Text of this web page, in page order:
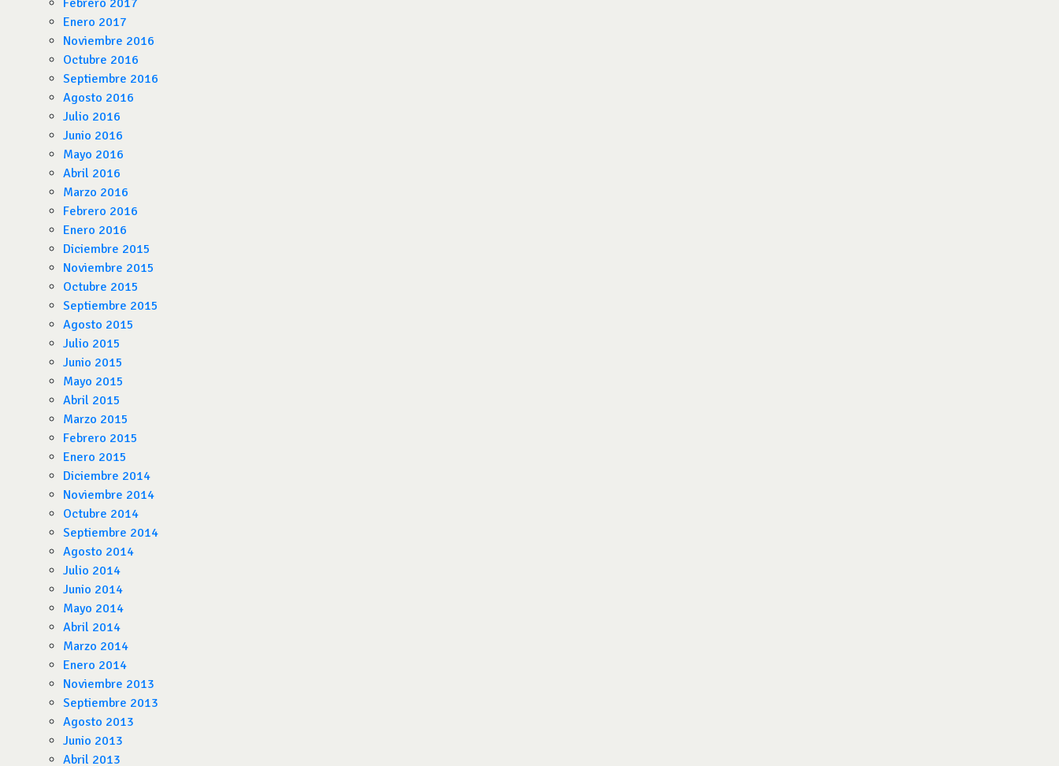
Febrero 2017
Enero 2017
Noviembre 2016
Octubre 2016
Septiembre 2016
Agosto 2016
Julio 2016
Junio 2016
Mayo 2016
Abril 2016
Marzo 2016
Febrero 2016
Enero 2016
Diciembre 2015
Noviembre 2015
Octubre 2015
Septiembre 2015
Agosto 2015
Julio 2015
Junio 2015
Mayo 2015
Abril 2015
Marzo 2015
Febrero 2015
Enero 2015
Diciembre 2014
Noviembre 2014
Octubre 2014
Septiembre 2014
Agosto 2014
Julio 2014
Junio 2014
Mayo 2014
Abril 2014
Marzo 2014
Enero 2014
Noviembre 2013
Septiembre 2013
Agosto 2013
Junio 2013
Abril 2013